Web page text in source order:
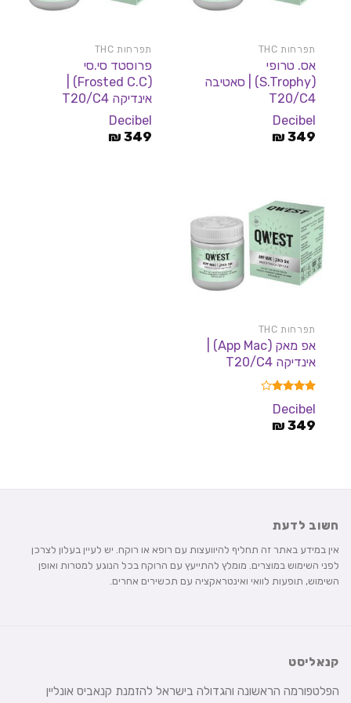
תפרחות THC
אס. טרופי
(S.Trophy) | סאטיבה
T20/C4
Decibel
349
₪
תפרחות THC
פרוסטד סי.סי
(Frosted C.C) |
אינדיקה T20/C4
Decibel
349
₪
תפרחות THC
אפ מאק (App Mac) |
אינדיקה T20/C4
דורג
4.00
מתוך 5
Decibel
349
₪
חשוב לדעת
אין במידע באתר זה תחליף להיוועצות עם רופא או רוקח. יש לעיין בעלון לצרכן
לפני השימוש במוצרים. מומלץ להתייעץ עם הרוקח בכל הנוגע למטרות ואופן
השימוש, תופעות לוואי ואינטראקציה עם תכשירים אחרים.
קנאליסט
הפלטפורמה הראשונה והגדולה בישראל להזמנת קנאביס אונליין